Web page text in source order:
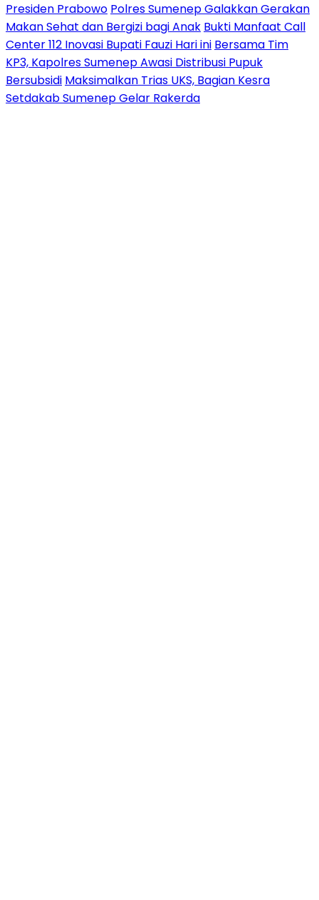
Presiden Prabowo Polres Sumenep Galakkan Gerakan
Makan Sehat dan Bergizi bagi Anak Bukti Manfaat Call
Center 112 Inovasi Bupati Fauzi Hari ini Bersama Tim
KP3, Kapolres Sumenep Awasi Distribusi Pupuk
Bersubsidi Maksimalkan Trias UKS, Bagian Kesra
Setdakab Sumenep Gelar Rakerda